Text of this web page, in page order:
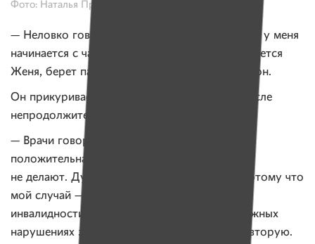
Фото: Наталья Пригодич, Имена
— Неловко говорить об этом, но каждое утро у меня
начинается с чашки кофе и сигареты, — извиняется
Женя, берет пачку сигарет и выходит на балкон.
Он прикуривает, делает первую затяжку и после
непродолжительной паузы произносит:
— Врачи говорят, что у меня наблюдается
положительная динамика, но прогнозов пока
не делают. Думаю, они просто не в курсе, потому что
мой случай — нетипичный. Первую группу
инвалидности, которую дают при самых сложных
нарушениях здоровья, мне уже заменили на вторую.